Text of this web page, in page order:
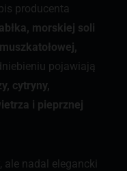
producenta
morskiej soli
pojawiają
cytryny,
i pieprznej
nadal elegancki